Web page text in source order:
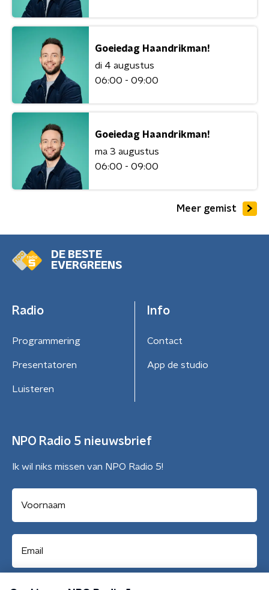
Goeiedag Haandrikman!
di 4 augustus
06:00 - 09:00
Goeiedag Haandrikman!
ma 3 augustus
06:00 - 09:00
Meer gemist
DE BESTE
EVERGREENS
Radio
Programmering
Presentatoren
Luisteren
Info
Contact
App de studio
NPO Radio 5 nieuwsbrief
Ik wil niks missen van NPO Radio 5!